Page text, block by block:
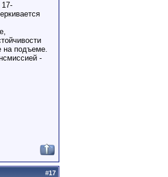
на подъеме.
-
#17